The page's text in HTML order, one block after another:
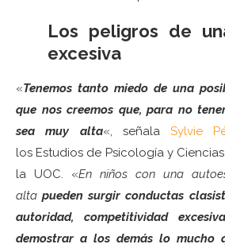
Los peligros de
excesiva
«Tenemos tanto miedo de una
que nos creemos que, para no
sea muy alta«, señalaSylvie
los Estudios de Psicología y
la UOC. «En niños con una
altapueden surgir conductas
autoridad, competitividad
demostrar a los demás lo mucho